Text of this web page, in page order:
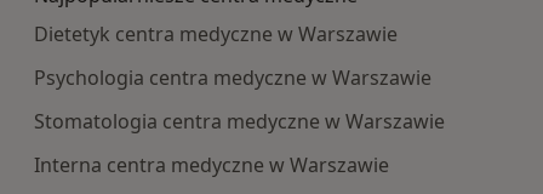
Dietetyk centra medyczne w Warszawie
Psychologia centra medyczne w Warszawie
Stomatologia centra medyczne w Warszawie
Interna centra medyczne w Warszawie